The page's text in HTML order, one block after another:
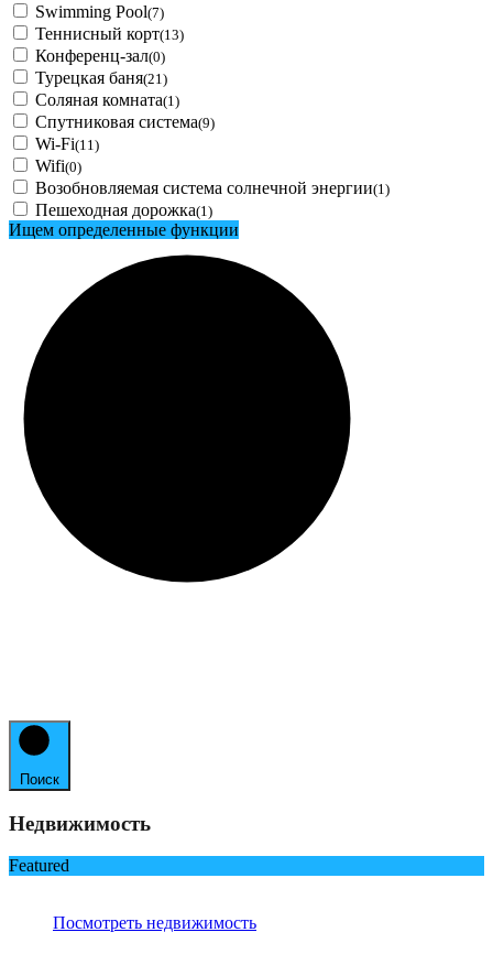
Swimming Pool(7)
Теннисный корт(13)
Конференц-зал(0)
Турецкая баня(21)
Соляная комната(1)
Спутниковая система(9)
Wi-Fi(11)
Wifi(0)
Возобновляемая система солнечной энергии(1)
Пешеходная дорожка(1)
Ищем определенные функции
Поиск
Недвижимость
Featured
Посмотреть недвижимость